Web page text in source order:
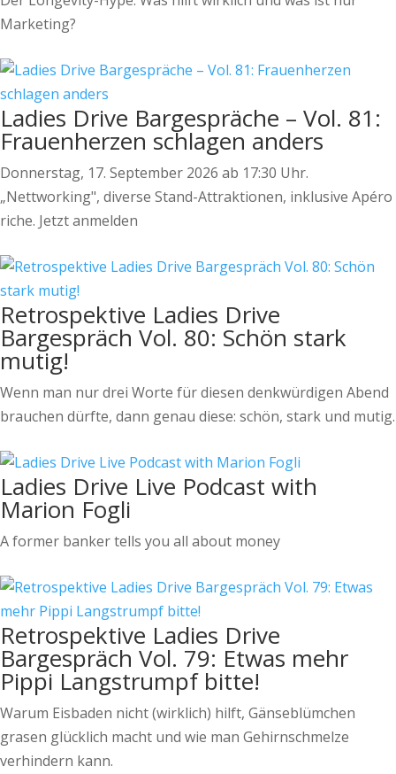
Marketing?
Ladies Drive Bargespräche – Vol. 81:
Frauenherzen schlagen anders
Donnerstag, 17. September 2026 ab 17:30 Uhr.
„Nettworking", diverse Stand-Attraktionen, inklusive Apéro
riche. Jetzt anmelden
Retrospektive Ladies Drive
Bargespräch Vol. 80: Schön stark
mutig!
Wenn man nur drei Worte für diesen denkwürdigen Abend
brauchen dürfte, dann genau diese: schön, stark und mutig.
Ladies Drive Live Podcast with
Marion Fogli
A former banker tells you all about money
Retrospektive Ladies Drive
Bargespräch Vol. 79: Etwas mehr
Pippi Langstrumpf bitte!
Warum Eisbaden nicht (wirklich) hilft, Gänseblümchen
grasen glücklich macht und wie man Gehirnschmelze
verhindern kann.